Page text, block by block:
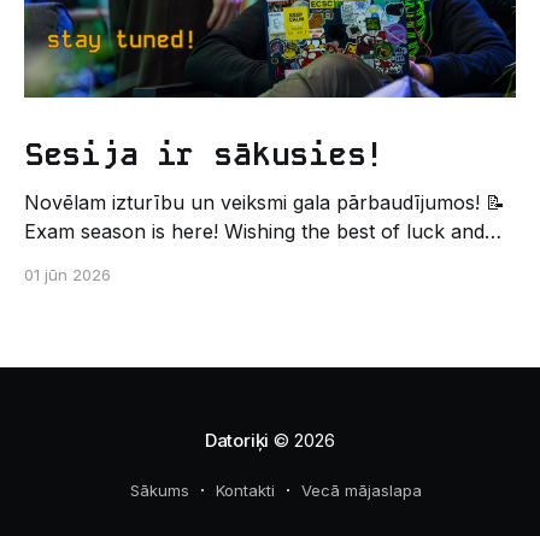
Sesija ir sākusies!
Novēlam izturību un veiksmi gala pārbaudījumos! 📝
Exam season is here! Wishing the best of luck and
pašpārvaldes komunikācijas virziens
01 jūn 2026
Datoriķi © 2026
Sākums Kontakti Vecā mājaslapa